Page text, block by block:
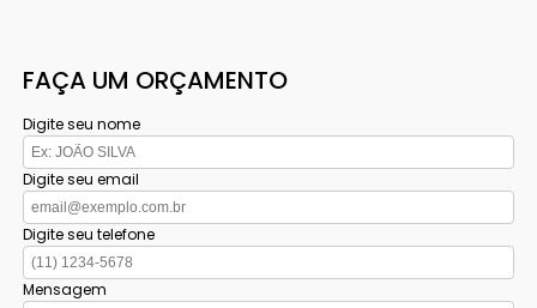
FAÇA UM ORÇAMENTO
Digite seu nome
Digite seu email
Digite seu telefone
Mensagem